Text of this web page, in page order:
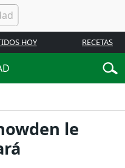
HOY RECETAS
le